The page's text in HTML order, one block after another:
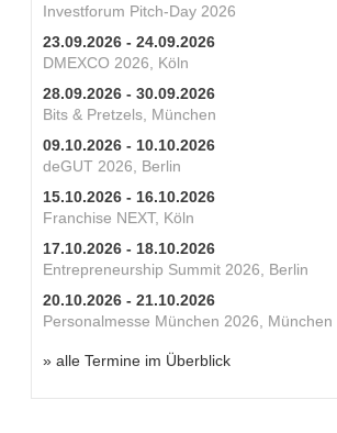
Investforum Pitch-Day 2026
23.09.2026 - 24.09.2026
DMEXCO 2026, Köln
28.09.2026 - 30.09.2026
Bits & Pretzels, München
09.10.2026 - 10.10.2026
deGUT 2026, Berlin
15.10.2026 - 16.10.2026
Franchise NEXT, Köln
17.10.2026 - 18.10.2026
Entrepreneurship Summit 2026, Berlin
20.10.2026 - 21.10.2026
Personalmesse München 2026, München
» alle Termine im Überblick